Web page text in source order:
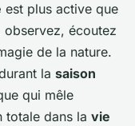
est plus active que
observez, écoutez
de la nature.
la saison
qui mêle
totale dans la vie